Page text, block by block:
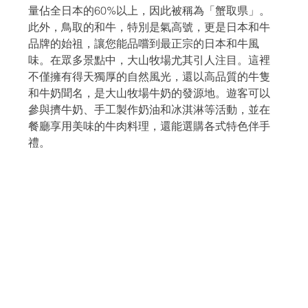
量佔全日本的60%以上，因此被稱為「蟹取県」。
此外，鳥取的和牛，特別是氣高號，更是日本和牛
品牌的始祖，讓您能品嚐到最正宗的日本和牛風
味。在眾多景點中，大山牧場尤其引人注目。這裡
不僅擁有得天獨厚的自然風光，還以高品質的牛隻
和牛奶聞名，是大山牧場牛奶的發源地。遊客可以
參與擠牛奶、手工製作奶油和冰淇淋等活動，並在
餐廳享用美味的牛肉料理，還能選購各式特色伴手
禮。